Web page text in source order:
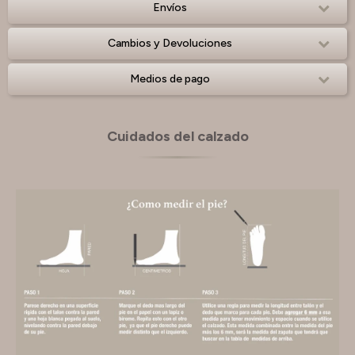
Envíos
Cambios y Devoluciones
Medios de pago
Cuidados del calzado